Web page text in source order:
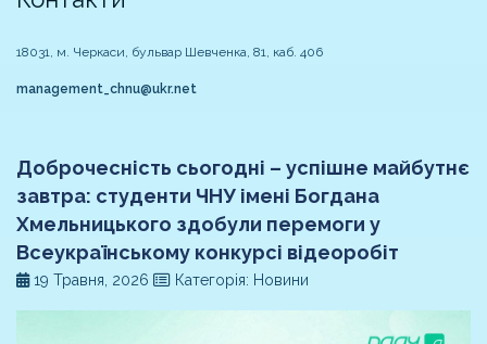
18031, м. Черкаси, бульвар Шевченка, 81, каб. 406
management_chnu@ukr.net
Доброчесність сьогодні – успішне майбутнє
завтра: студенти ЧНУ імені Богдана
Хмельницького здобули перемоги у
Всеукраїнському конкурсі відеоробіт
19 Травня, 2026 Категорія: Новини